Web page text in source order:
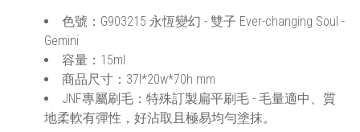
色號：G903215 永恆變幻 - 雙子 Ever-changing Soul -
Gemini
容量：15ml
商品尺寸：37l*20w*70h mm
JNF專屬刷毛：特殊訂製扁平刷毛 - 毛量適中、質
地柔軟有彈性，好沾取且極易均勻塗抹。